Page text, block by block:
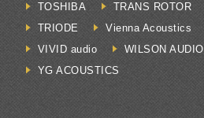
TOSHIBA
TRANS ROTOR
TRIODE
Vienna Acoustics
VIVID audio
WILSON AUDIO
YG ACOUSTICS